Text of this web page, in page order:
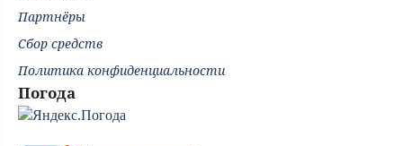
Партнёры
Сбор средств
Политика конфиденциальности
Погода